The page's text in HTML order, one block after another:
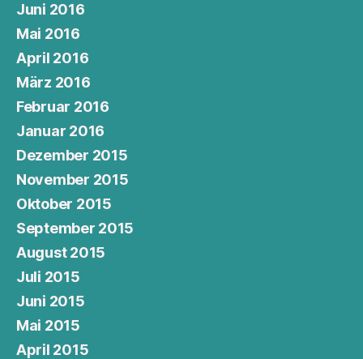
Juni 2016
Mai 2016
April 2016
März 2016
Februar 2016
Januar 2016
Dezember 2015
November 2015
Oktober 2015
September 2015
August 2015
Juli 2015
Juni 2015
Mai 2015
April 2015